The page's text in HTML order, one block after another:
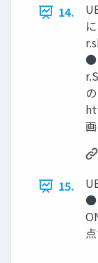
14.
●
15.
●